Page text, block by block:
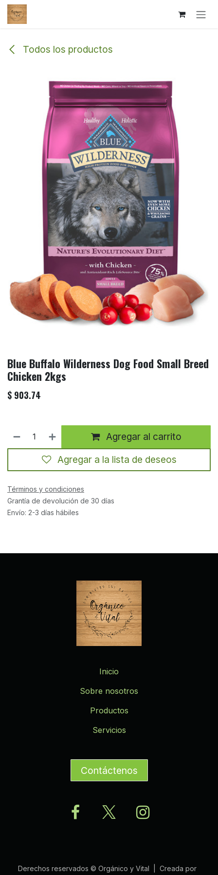
Ir al contenido
Todos los productos
Blue Buffalo Wilderness Dog Food Small Breed
Chicken 2kgs
$ 903.74
Agregar al carrito
Agregar a la lista de deseos
Términos y condiciones
Grantía de devolución de 30 días
Envío: 2-3 días hábiles
Inicio
Sobre nosotros
Productos
Servicios
Contáctenos
Derechos reservados © Orgánico y Vital | Creada por